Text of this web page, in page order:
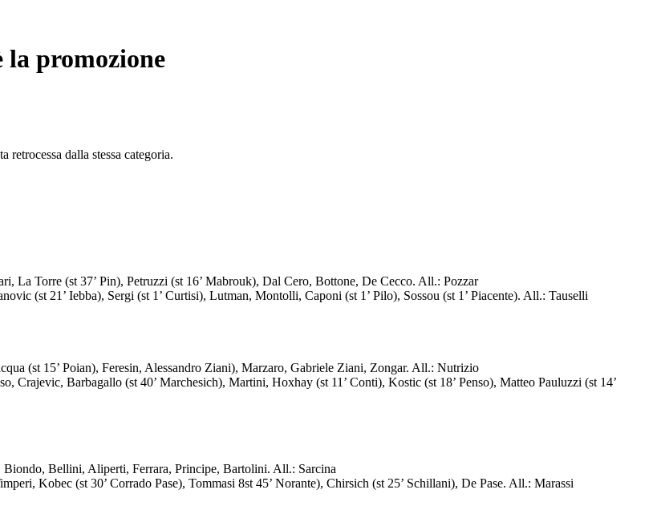
la promozione
dalla stessa categoria.
Torre (st 37’ Pin), Petruzzi (st 16’ Mabrouk), Dal Cero, Bottone, De Cecco. All.: Pozzar
(st 21’ Iebba), Sergi (st 1’ Curtisi), Lutman, Montolli, Caponi (st 1’ Pilo), Sossou (st 1’ Piacente). All.: Tauselli
(st 15’ Poian), Feresin, Alessandro Ziani), Marzaro, Gabriele Ziani, Zongar. All.: Nutrizio
Barbagallo (st 40’ Marchesich), Martini, Hoxhay (st 11’ Conti), Kostic (st 18’ Penso), Matteo Pauluzzi (st 14’
Bellini, Aliperti, Ferrara, Principe, Bartolini. All.: Sarcina
Kobec (st 30’ Corrado Pase), Tommasi 8st 45’ Norante), Chirsich (st 25’ Schillani), De Pase. All.: Marassi